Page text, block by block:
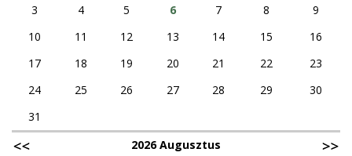
3
4 5 6 7 8
9
10
11 12 13 14 15
16
17
18 19 20 21 22
23
24
25 26 27 28 29
30
31
2026 Augusztus